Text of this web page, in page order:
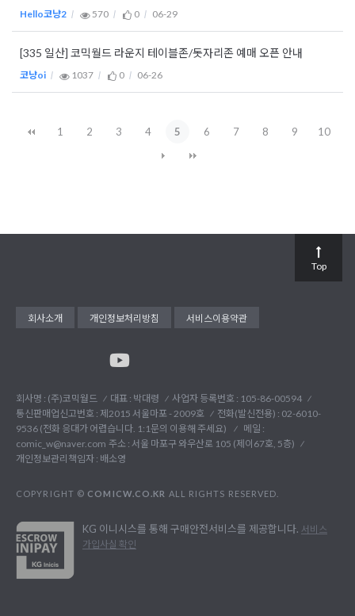
Hello코냥2 570 0 06-29
[335 일산] 코믹월드 라운지 테이블존/돗자리존 예매 오픈 안내
코냥oi 1037 0 06-26
1 2 3 4 5 6 7 8 9 10
회사소개 개인정보처리방침 서비스이용약관
회사명 : (주)코믹월드 대표 : 박대령
사업자 등록번호 : 105-86-00594
통신판매업신고번호 : 제2015 서울마포 - 2009호
전화(발신전용) : 02-6010-
9536 (전화 응대가 어렵습니다. 1:1문의 이용해 주세요)
메일 :
comic_w@naver.com 주소 : 서울 마포구 와우산로 105 (제이67호, 5층)
개인정보관리책임자 : 배소영
COPYRIGHT © COMICW.CO.KR ALL RIGHTS RESERVED.
KG 이니시스를 통해 구매안전서비스를 제공합니다. 서비스
가입사실 확인
Top